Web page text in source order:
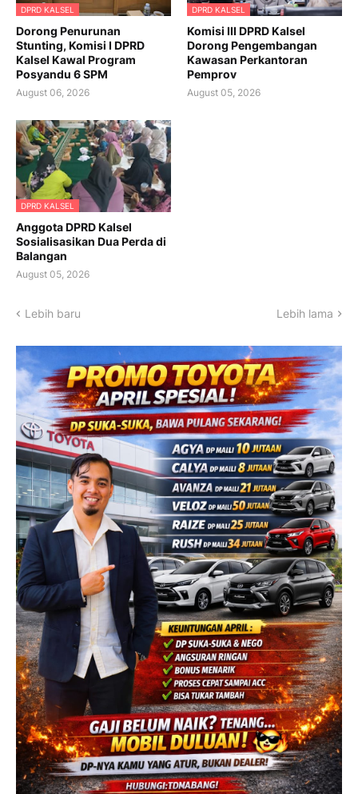
DPRD KALSEL
Dorong Penurunan
Stunting, Komisi I DPRD
Kalsel Kawal Program
Posyandu 6 SPM
August 06, 2026
DPRD KALSEL
Komisi III DPRD Kalsel
Dorong Pengembangan
Kawasan Perkantoran
Pemprov
August 05, 2026
DPRD KALSEL
Anggota DPRD Kalsel
Sosialisasikan Dua Perda di
Balangan
August 05, 2026
Lebih baru Lebih lama